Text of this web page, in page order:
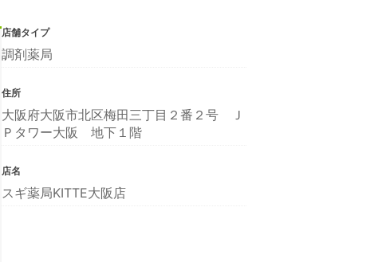
店舗タイプ
調剤薬局
住所
大阪府大阪市北区梅田三丁目２番２号 Ｊ
Ｐタワー大阪 地下１階
店名
スギ薬局KITTE大阪店